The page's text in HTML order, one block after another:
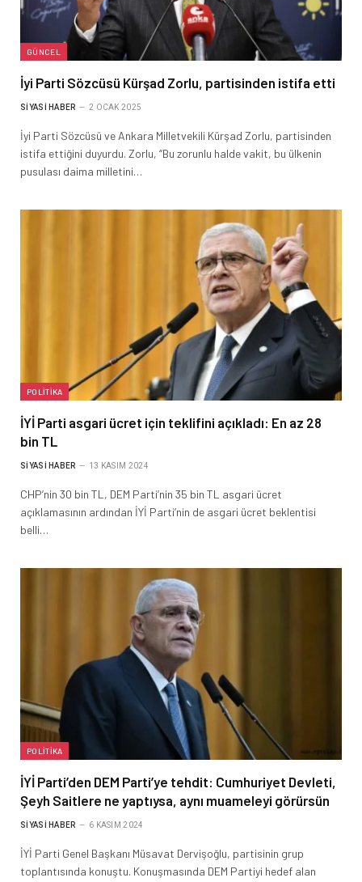
GÜNCEL
İyi Parti Sözcüsü Kürşad Zorlu, partisinden istifa etti
SIYASI HABER 2 OCAK 2025
İyi Parti Sözcüsü ve Ankara Milletvekili Kürşad Zorlu, partisinden
istifa ettiğini duyurdu. Zorlu, “Bu zorunlu halde vakit, bu ülkenin
pusulası daima milletini…
POLITIKA
İYİ Parti asgari ücret için teklifini açıkladı: En az 28
bin TL
SIYASI HABER 13 KASIM 2024
CHP’nin 30 bin TL, DEM Parti’nin 35 bin TL asgari ücret
açıklamasının ardından İYİ Parti’nin de asgari ücret beklentisi
belli…
POLITIKA
İYİ Parti’den DEM Parti’ye tehdit: Cumhuriyet Devleti,
Şeyh Saitlere ne yaptıysa, aynı muameleyi görürsün
SIYASI HABER 6 KASIM 2024
İYİ Parti Genel Başkanı Müsavat Dervişoğlu, partisinin grup
toplantısında konuştu. Konuşmasında DEM Partiyi hedef alan